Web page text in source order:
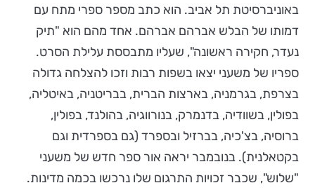
באוניברסיטת תל אביב. הוא כתב מספר ספרי מתח עם
דמותו של הבלש אברהם אברהם. אחד מהם הוא "תיק
נעדר, חקירה ראשונה", שעליו מתבססת עלילת הסרט.
ספריו של משעני יצאו בשפות רבות וזכו להצלחה גדולה
בצרפת, בגרמניה, בארצות הברית, בבריטניה, באיטליה,
בפולין, בשוודיה, בדנמרק, בנורווגיה, בהולנד, בפולין,
ברוסיה, בצ'כיה, בברזיל ובספרד (גם בספרדית וגם
בקטאלנית). בנובמבר יראה אור ספר חדש של משעני
"שלוש", שכבר זכויות התרגום שלו נרכשו בכמה מדינות.